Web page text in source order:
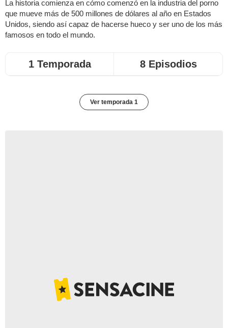
La historia comienza en cómo comenzó en la industria del porno
que mueve más de 500 millones de dólares al año en Estados
Unidos, siendo así capaz de hacerse hueco y ser uno de los más
famosos en todo el mundo.
1 Temporada 8 Episodios
Ver temporada 1